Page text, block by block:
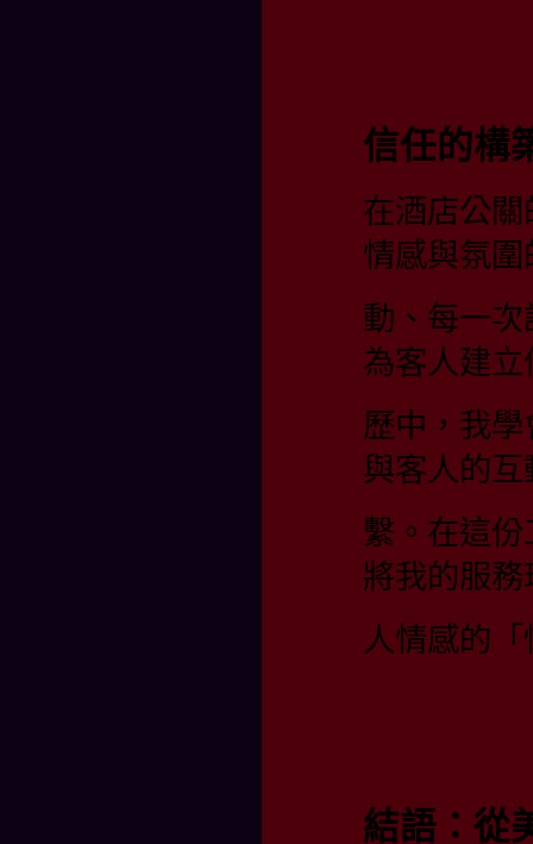
信任的構
在酒店公
情感與氛
動、每一
為客人建
歷中，我
與客人的
繫。在這
將我的服
人情感的
結語：從